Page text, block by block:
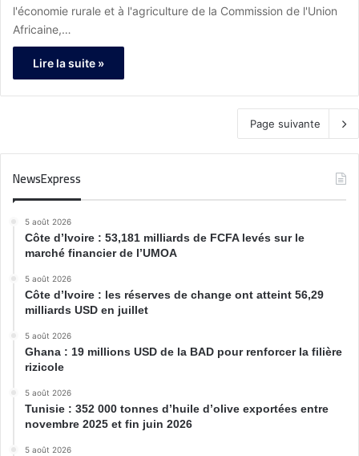
c’est le moment de voir quel futur nous voulons
laisser à ce beau continent qui a tout le
potentiel »
l'économie rurale et à l'agriculture de la Commission de l'Union
Africaine,…
Lire la suite »
Page suivante
NewsExpress
5 août 2026
Côte d’Ivoire : 53,181 milliards de FCFA levés sur le
marché financier de l’UMOA
5 août 2026
Côte d’Ivoire : les réserves de change ont atteint 56,29
milliards USD en juillet
5 août 2026
Ghana : 19 millions USD de la BAD pour renforcer la filière
rizicole
5 août 2026
Tunisie : 352 000 tonnes d’huile d’olive exportées entre
novembre 2025 et fin juin 2026
5 août 2026